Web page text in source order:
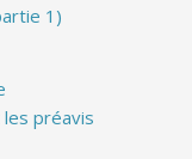
1)
préavis